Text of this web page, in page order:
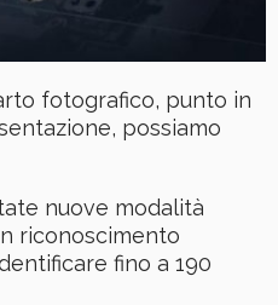
fotografico, punto in
possiamo
nuove modalità
riconoscimento
fino a 190